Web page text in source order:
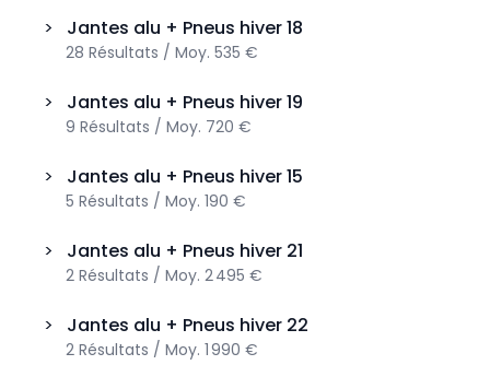
> Jantes alu + Pneus hiver18
28 Résultats / Moy. 535 €
> Jantes alu + Pneus hiver19
9 Résultats / Moy. 720 €
> Jantes alu + Pneus hiver15
5 Résultats / Moy. 190 €
> Jantes alu + Pneus hiver 21
2 Résultats / Moy. 2 495 €
> Jantes alu + Pneus hiver 22
2 Résultats / Moy. 1 990 €